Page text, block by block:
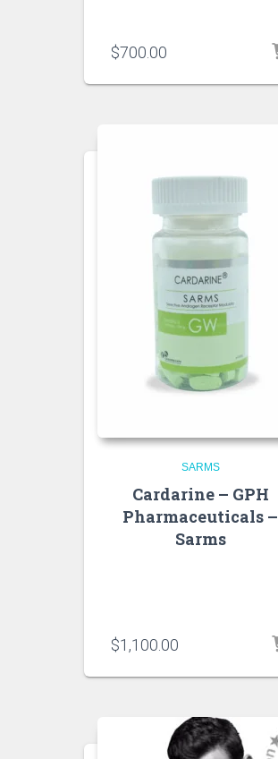
$700.00
SARMS
Cardarine – GPH
Pharmaceuticals –
Sarms
$1,100.00